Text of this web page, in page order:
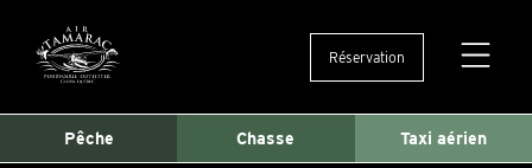
Réservation
et
Pêche Chasse Taxi aérien